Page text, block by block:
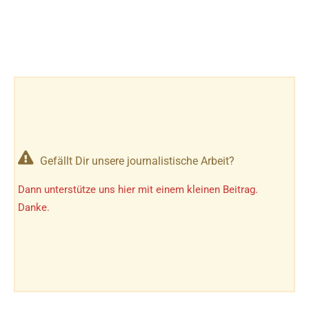
Gefällt Dir unsere journalistische Arbeit?
Dann unterstütze uns hier mit einem kleinen Beitrag.
Danke.